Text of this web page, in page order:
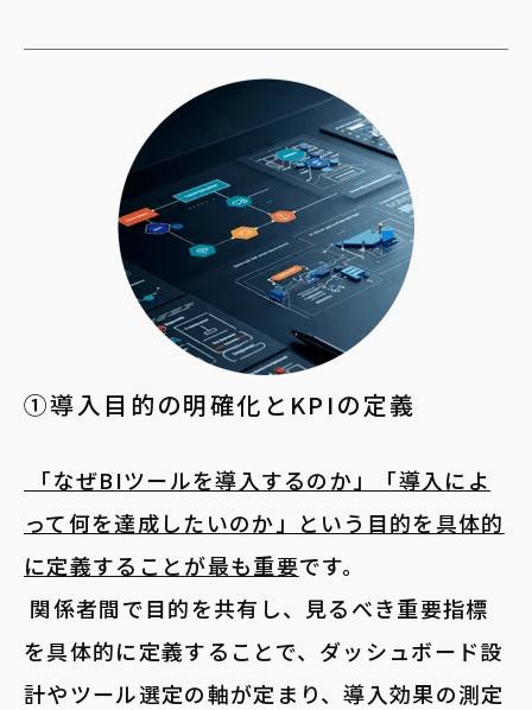
①導入目的の明確化とKPIの定義
「なぜBIツールを導入するのか」「導入によ
って何を達成したいのか」という目的を具体的
に定義することが最も重要です。
関係者間で目的を共有し、見るべき重要指標
を具体的に定義することで、ダッシュボード設
計やツール選定の軸が定まり、導入効果の測定